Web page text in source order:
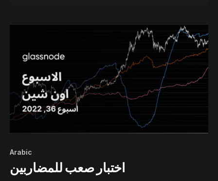
Arabic
اختبار صعب للمضاربين